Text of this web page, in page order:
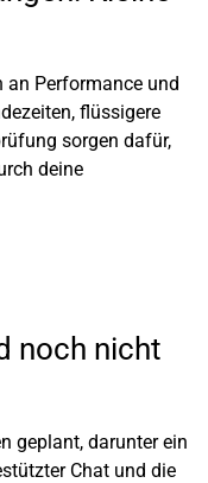
an Performance und
flüssigere
sorgen dafür,
deine
noch nicht
geplant, darunter ein
Chat und die